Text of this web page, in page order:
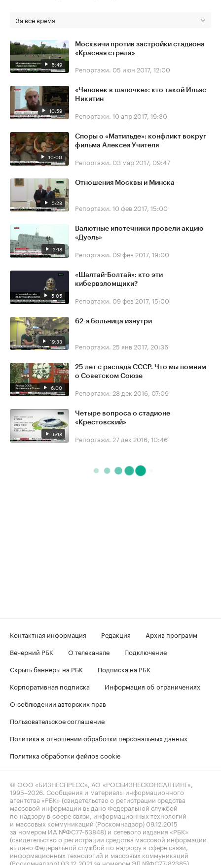
За все время
5:49
Москвичи против застройки стадиона
«Красная стрела»
Репортажи. 05 июн 2017, 12:00
10:59
«Человек в шапочке»: кто такой Ильяс
Никитин
Репортажи. 10 апр 2017, 19:30
10:00
Споры о «Матильде»: конфликт вокруг
фильма Алексея Учителя
Репортажи. 03 мар 2017, 09:47
5:28
Отношения Москвы и Минска
Репортажи. 10 фев 2017, 15:00
2:18
Валютные ипотечники провели акцию
«Дуэль»
Репортажи. 09 фев 2017, 19:00
5:05
«Шалтай-Болтай»: кто эти
кибервзломщики?
Репортажи. 09 фев 2017, 15:00
19:33
62-я больница изнутри
Репортажи. 25 янв 2017, 20:36
6:00
25 лет с распада СССР. Что мы помним
о Советском Союзе
Репортажи. 28 дек 2016, 07:09
6:18
Четыре вопроса о стадионе
«Крестовский»
Репортажи. 27 дек 2016, 10:46
Контактная информация Редакция
Архив программ
Вечерний РБК
О телеканале
Подключение
Скрыть баннеры на РБК
Подписка на РБК
Корпоративная подписка
Информация об ограничениях
О соблюдении авторских прав
Пользовательское соглашение
Политика в отношении обработки персональных данных
Политика обработки файлов cookie
© ООО «БИЗНЕСПРЕСС», АО «РОСБИЗНЕСКОНСАЛТИНГ»,
1995–2026 . Сообщения и материалы информационного
агентства «РБК» (свидетельство о регистрации средства
массовой информации выдано Федеральной службой
по надзору в сфере связи, информационных технологий
и массовых коммуникаций (Роскомнадзор) 09.12.2015
за номером ИА №ФС77-63848) и сетевого издания «РБК»
(свидетельство о регистрации средства массовой информации
выдано Федеральной службой по надзору в сфере связи,
информационных технологий и массовых коммуникаций
(Роскомнадзор) 03.12.2021 за номером ЭЛ №ФС77-82385)